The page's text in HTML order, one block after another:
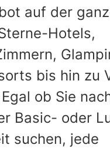
auf der
Hotels,
bis hin zu
ob Sie
Basic- oder
suchen, jede